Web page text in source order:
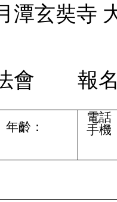
潭玄奘寺
會 報
年齡：
電話
手機